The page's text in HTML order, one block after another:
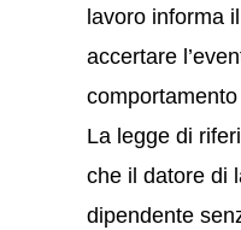
lavoro informa
accertare
La legge di
che il datore di
dipendente